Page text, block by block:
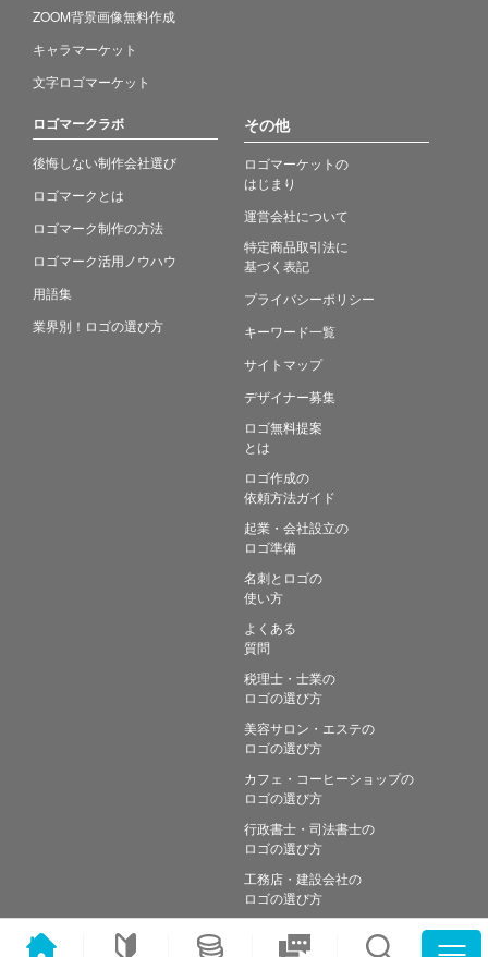
ZOOM背景画像無料作成
キャラマーケット
文字ロゴマーケット
ロゴマークラボ
後悔しない制作会社選び
ロゴマークとは
ロゴマーク制作の方法
ロゴマーク活用ノウハウ
用語集
業界別！ロゴの選び方
その他
ロゴマーケットの
はじまり
運営会社について
特定商品取引法に
基づく表記
プライバシーポリシー
キーワード一覧
サイトマップ
デザイナー募集
ロゴ無料提案
とは
ロゴ作成の
依頼方法ガイド
起業・会社設立の
ロゴ準備
名刺とロゴの
使い方
よくある
質問
税理士・士業の
ロゴの選び方
美容サロン・エステの
ロゴの選び方
カフェ・コーヒーショップの
ロゴの選び方
行政書士・司法書士の
ロゴの選び方
工務店・建設会社の
ロゴの選び方